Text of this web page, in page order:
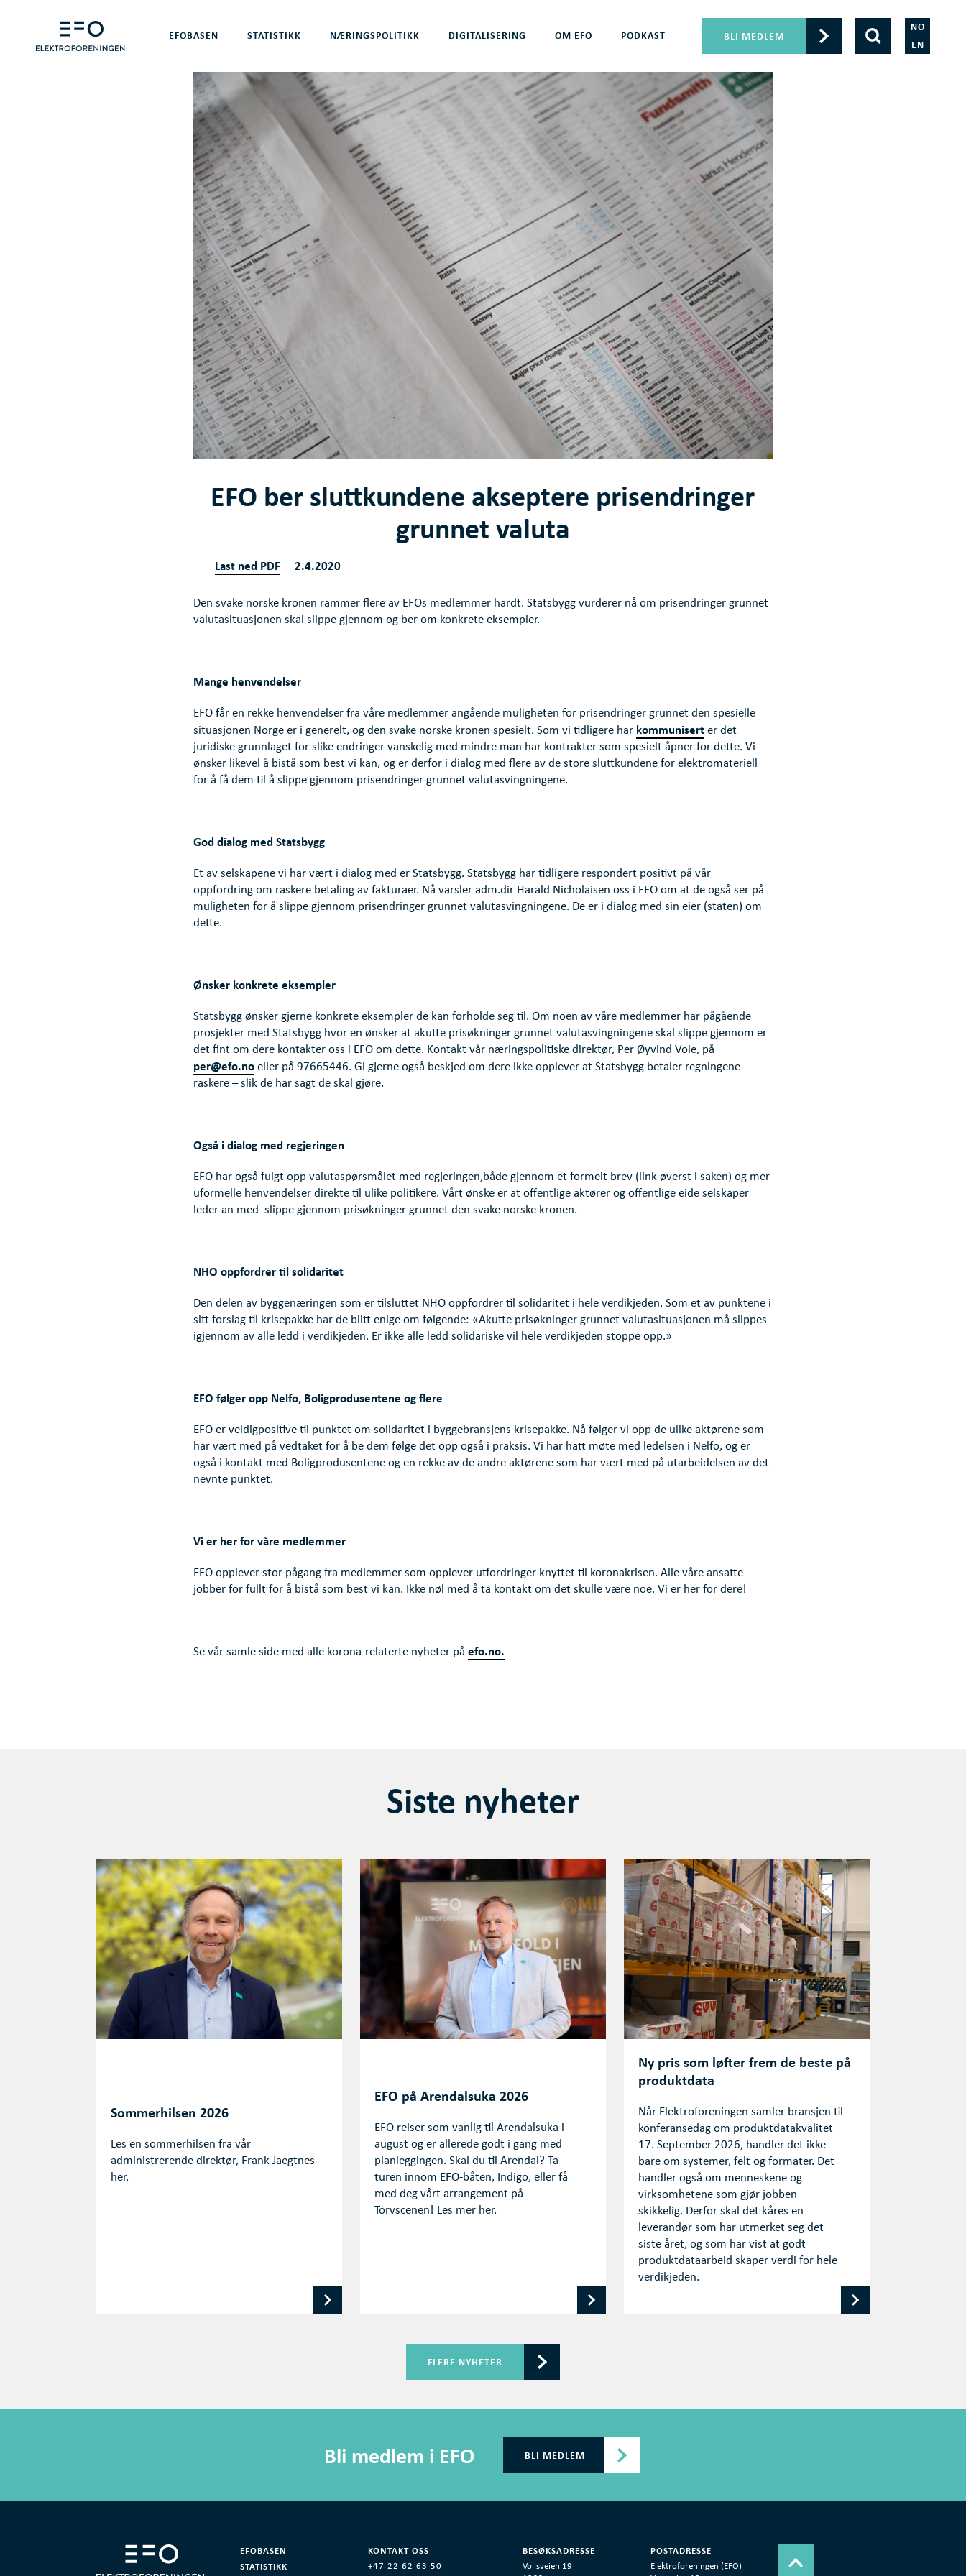
EFOBASEN STATISTIKK NÆRINGSPOLITIKK DIGITALISERING OM EFO PODKAST BLI MEDLEM
NO
EN
EFO ber sluttkundene akseptere prisendringer
grunnet valuta
Last ned PDF 2.4.2020
Den svake norske kronen rammer flere av EFOs medlemmer hardt. Statsbygg vurderer nå om prisendringer grunnet
valutasituasjonen skal slippe gjennom og ber om konkrete eksempler.
Mange henvendelser
EFO får en rekke henvendelser fra våre medlemmer angående muligheten for prisendringer grunnet den spesielle
situasjonen Norge er i generelt, og den svake norske kronen spesielt. Som vi tidligere har kommuniserter det
juridiske grunnlaget for slike endringer vanskelig med mindre man har kontrakter som spesielt åpner for dette. Vi
ønsker likevel å bistå som best vi kan, og er derfor i dialog med flere av de store sluttkundene for elektromateriell
for å få dem til å slippe gjennom prisendringer grunnet valutasvingningene.
God dialog med Statsbygg
Et av selskapene vi har vært i dialog med er Statsbygg. Statsbygg har tidligere respondert positivt på vår
oppfordring om raskere betaling av fakturaer. Nå varsler adm.dir Harald Nicholaisen oss i EFO om at de også ser på
muligheten for å slippe gjennom prisendringer grunnet valutasvingningene. De er i dialog med sin eier (staten) om
dette.
Ønsker konkrete eksempler
Statsbygg ønsker gjerne konkrete eksempler de kan forholde seg til. Om noen av våre medlemmer har pågående
prosjekter med Statsbygg hvor en ønsker at akutte prisøkninger grunnet valutasvingningene skal slippe gjennom er
det fint om dere kontakter oss i EFO om dette. Kontakt vår næringspolitiske direktør, Per Øyvind Voie, på
per@efo.noeller på 97665446. Gi gjerne også beskjed om dere ikke opplever at Statsbygg betaler regningene
raskere – slik de har sagt de skal gjøre.
Også i dialog med regjeringen
EFO har også fulgt opp valutaspørsmålet med regjeringen,både gjennom et formelt brev (link øverst i saken) og mer
uformelle henvendelser direkte til ulike politikere. Vårt ønske er at offentlige aktører og offentlige eide selskaper
leder an med slippe gjennom prisøkninger grunnet den svake norske kronen.
NHO oppfordrer til solidaritet
Den delen av byggenæringen som er tilsluttet NHO oppfordrer til solidaritet i hele verdikjeden. Som et av punktene i
sitt forslag til krisepakke har de blitt enige om følgende: «Akutte prisøkninger grunnet valutasituasjonen må slippes
igjennom av alle ledd i verdikjeden. Er ikke alle ledd solidariske vil hele verdikjeden stoppe opp.»
EFO følger opp Nelfo, Boligprodusentene og flere
EFO er veldigpositive til punktet om solidaritet i byggebransjens krisepakke. Nå følger vi opp de ulike aktørene som
har vært med på vedtaket for å be dem følge det opp også i praksis. Vi har hatt møte med ledelsen i Nelfo, og er
også i kontakt med Boligprodusentene og en rekke av de andre aktørene som har vært med på utarbeidelsen av det
nevnte punktet.
Vi er her for våre medlemmer
EFO opplever stor pågang fra medlemmer som opplever utfordringer knyttet til koronakrisen. Alle våre ansatte
jobber for fullt for å bistå som best vi kan. Ikke nøl med å ta kontakt om det skulle være noe. Vi er her for dere!
Se vår samle side med alle korona-relaterte nyheter på efo.no.
Siste nyheter
Sommerhilsen 2026
Les en sommerhilsen fra vår
administrerende direktør, Frank Jaegtnes
her.
EFO på Arendalsuka 2026
EFO reiser som vanlig til Arendalsuka i
august og er allerede godt i gang med
planleggingen. Skal du til Arendal? Ta
turen innom EFO-båten, Indigo, eller få
med deg vårt arrangement på
Torvscenen! Les mer her.
Ny pris som løfter frem de beste på
produktdata
Når Elektroforeningen samler bransjen til
konferansedag om produktdatakvalitet
17. September 2026, handler det ikke
bare om systemer, felt og formater. Det
handler også om menneskene og
virksomhetene som gjør jobben
skikkelig. Derfor skal det kåres en
leverandør som har utmerket seg det
siste året, og som har vist at godt
produktdataarbeid skaper verdi for hele
verdikjeden.
FLERE NYHETER
Bli medlem i EFO BLI MEDLEM
EFOBASEN
STATISTIKK
KONTAKT OSS
+47 22 62 63 50
BESØKSADRESSE
Vollsveien 19
POSTADRESSE
Elektroforeningen (EFO)